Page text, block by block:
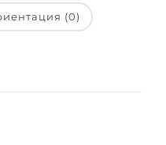
werden
(0)